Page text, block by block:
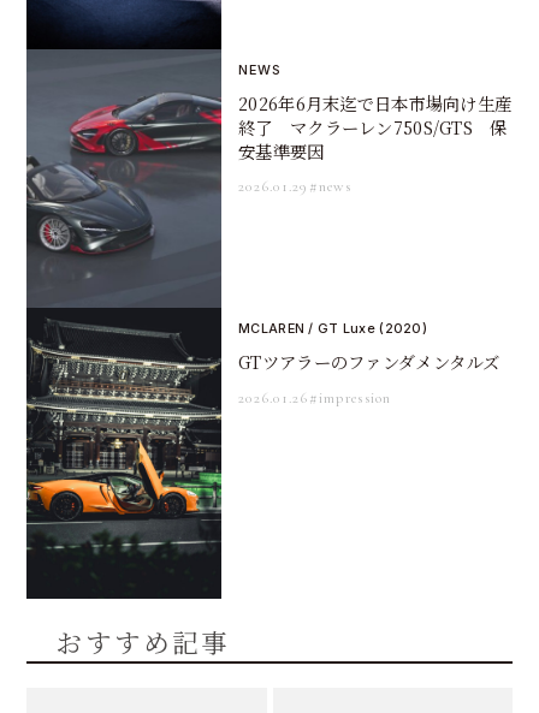
NEWS
2026年6月末迄で日本市場向け生産
終了 マクラーレン750S/GTS 保
安基準要因
2026.01.29 #news
MCLAREN / GT Luxe (2020)
GTツアラーのファンダメンタルズ
2026.01.26#impression
おすすめ記事